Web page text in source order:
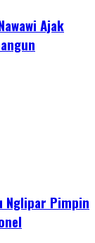
Ajak
Nglipar Pimpin